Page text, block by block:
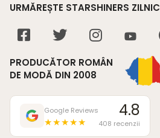
URMĂREȘTE STARSHINERS ZILNIC
PRODUCĂTOR ROMÂN
DE MODĂ DIN 2008
Google Reviews
★★★★★
4.8
408 recenzii